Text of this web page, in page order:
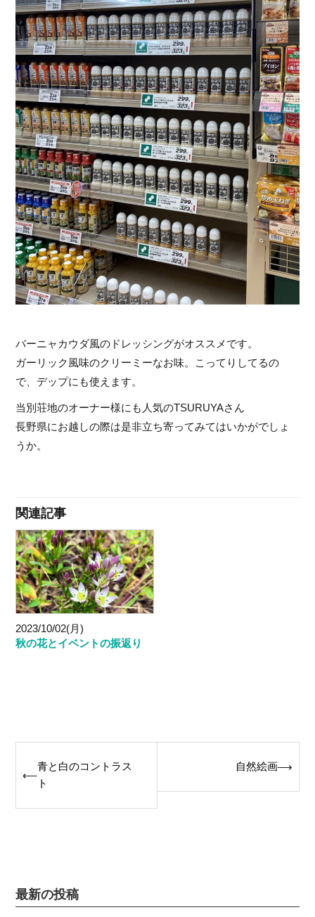
バーニャカウダ風のドレッシングがオススメです。
ガーリック風味のクリーミーなお味。こってりしてるの
で、デップにも使えます。
当別荘地のオーナー様にも人気のTSURUYAさん
長野県にお越しの際は是非立ち寄ってみてはいかがでしょ
うか。
関連記事
2023/10/02(月)
秋の花とイベントの振返り
Post
navigation
⟵
青と白のコントラス
ト
自然絵画⟶
最新の投稿